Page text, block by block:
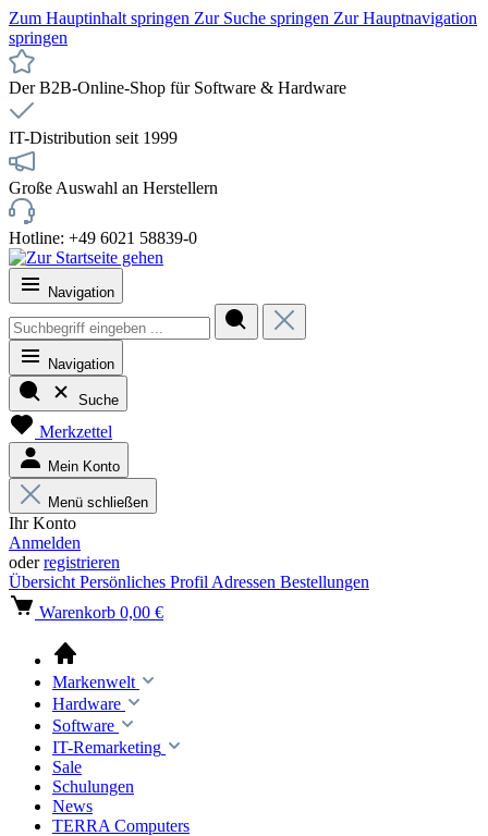
Zum Hauptinhalt springen Zur Suche springen Zur Hauptnavigation
springen
Der B2B-Online-Shop für Software & Hardware
IT-Distribution seit 1999
Große Auswahl an Herstellern
Hotline: +49 6021 58839-0
Navigation
Navigation
Suche
Merkzettel
Mein Konto
Menü schließen
Ihr Konto
Anmelden
oderregistrieren
Übersicht Persönliches Profil Adressen Bestellungen
Warenkorb 0,00 €
Markenwelt
Hardware
Software
IT-Remarketing
Sale
Schulungen
News
TERRA Computers